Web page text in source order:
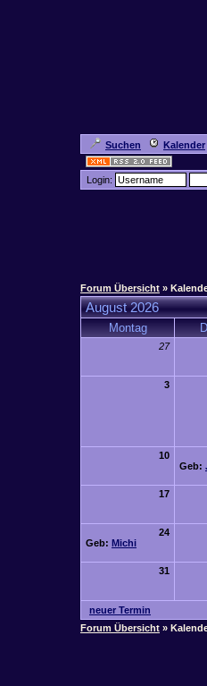
Suchen Kalender
Login:
Forum Übersicht »
August 2026
Montag
27
3
10
Geb:
17
24
Geb: Michi
31
neuer Termin
Forum Übersicht »